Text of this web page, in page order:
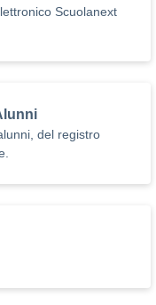
Scuolanext
del registro